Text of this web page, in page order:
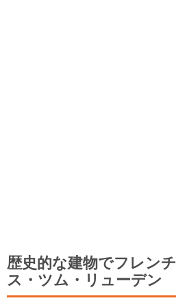
歴史的な建物でフレン
ス・ツム・リューデン